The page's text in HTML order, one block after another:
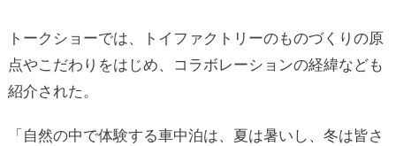
トークショーでは、トイファクトリーのものづくりの原
点やこだわりをはじめ、コラボレーションの経緯なども
紹介された。
「自然の中で体験する車中泊は、夏は暑いし、冬は皆さ